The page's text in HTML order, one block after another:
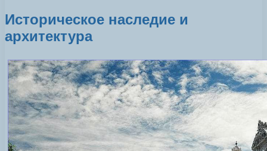
Историческое наследие и
архитектура